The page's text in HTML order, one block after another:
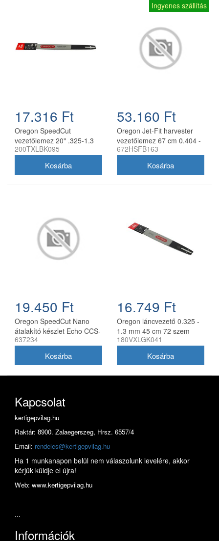
17.316 Ft
Oregon SpeedCut
vezetőlemez 20" .325-1.3
mm 78 szem Husqvarna
200TXLBK095
Ingyenes szállítás
53.160 Ft
Oregon Jet-Fit harvester
vezetőlemez 67 cm 0.404 -
2.0 mm
672HSFB163
19.450 Ft
Oregon SpeedCut Nano
átalakító készlet Echo CCS-
58V láncfűrészhez 40 cm
637234
16.749 Ft
Oregon láncvezető 0.325 -
1.3 mm 45 cm 72 szem
Husqvarna fűrészekhez
180VXLGK041
Kapcsolat
kertigepvilag.hu
Raktár: 8900. Zalaegerszeg, Hrsz. 6557/4
Email: rendeles@kertigepvilag.hu
Ha 1 munkanapon belül nem válaszolunk levelére, akkor
kérjük küldje el újra!
Web: www.kertigepvilag.hu
...
Információk